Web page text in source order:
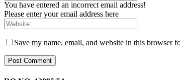
You have entered an incorrect email address!
Please enter your email address here
Save my name, email, and website in this browser